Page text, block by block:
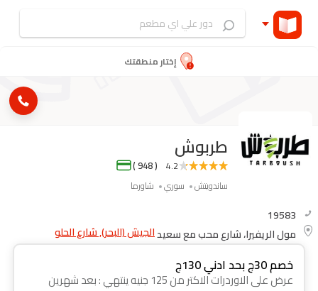
إختار منطقتك
طربوش
4.2
( 948 )
ساندويتش سوري شاورما
19583
مول الريفيرا، شارع محب مع سعيدالجيش (البحر), شارع الحلو
خصم 30ج بحد ادني 130ج
عرض على الاوردرات الاكتر من 125 جنيه ينتهي : بعد شهرين